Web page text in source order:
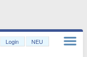
Login NEU